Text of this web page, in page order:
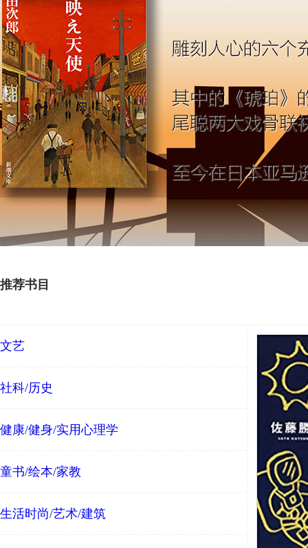
推荐书目
文艺
社科/历史
健康/健身/实用心理学
童书/绘本/家教
生活时尚/艺术/建筑